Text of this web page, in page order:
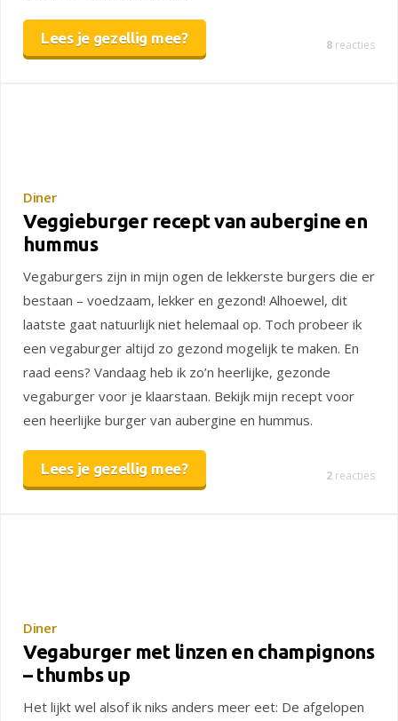
Lees je gezellig mee? 8 reacties
Diner
Veggieburger recept van aubergine en
hummus
Vegaburgers zijn in mijn ogen de lekkerste burgers die er
bestaan – voedzaam, lekker en gezond! Alhoewel, dit
laatste gaat natuurlijk niet helemaal op. Toch probeer ik
een vegaburger altijd zo gezond mogelijk te maken. En
raad eens? Vandaag heb ik zo’n heerlijke, gezonde
vegaburger voor je klaarstaan. Bekijk mijn recept voor
een heerlijke burger van aubergine en hummus.
Lees je gezellig mee? 2 reacties
Diner
Vegaburger met linzen en champignons
– thumbs up
Het lijkt wel alsof ik niks anders meer eet: De afgelopen